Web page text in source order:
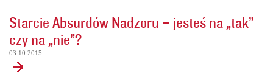
Starcie Absurdów Nadzoru – jesteś na „tak”
czy na „nie”?
03.10.2015